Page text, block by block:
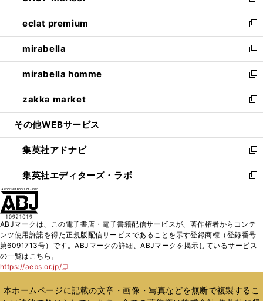
開
く
ウ
で
開
く
ン
ド
ウ
で
開
く
ウ
ィ
ン
ド
ウ
で
開
く
し
い
ウ
ィ
ン
ド
ウ
で
開
eclat premium
新
し
い
ウ
ィ
ン
ド
ウ
開
く
mirabella
新
し
い
ウ
ィ
ン
ウ
で
開
く
mirabella homme
新
し
い
ウ
ン
ド
ウ
で
zakka market
新
し
ウ
ィ
ン
ド
く
その他WEBサービス
集英社アドナビ
新
し
い
ド
ウ
で
集英社エディターズ・ラボ
新
ィ
ン
ド
開
ABJマークは、この電子書店・電子書籍配信サービスが、著作権者からコンテ
ンツ使用許諾を得た正規版配信サービスであることを示す登録商標（登録番号
第6091713号）です。ABJマークの詳細、ABJマークを掲示しているサービス
の一覧はこちら。
https://aebs.or.jp/
新
い
ウ
本ホームページに記載の文章・画像・写真などを無断で複製するこ